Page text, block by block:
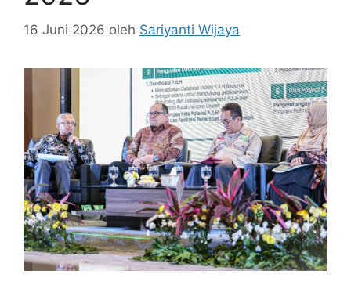
16 Juni 2026 oleh Sariyanti Wijaya